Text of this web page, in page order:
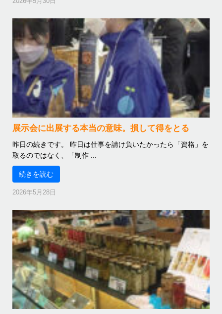
展示会に出展する本当の意味。損して得をとる
昨日の続きです。 昨日は仕事を請け負いたかったら「資格」を
取るのではなく、「制作 ...
続きを読む
2026年5月28日